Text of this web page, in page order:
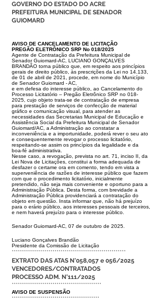
GOVERNO DO ESTADO DO ACRE
PREFEITURA MUNICIPAL DE SENADOR
GUIOMARD
AVISO DE CANCELAMENTO DE LICITAÇÃO
PREGÃO ELETRÔNICO SRP No 018/2025
Agente de Contratação da Prefeitura Municipal de
Senador Guiomard-AC, LUCIANO GONÇALVES
BRANDÃO torna público que, em respeito aos princípios
gerais de direito público, às prescrições da Lei no 14.133,
de 01 de abril de 2021, procede, em nome do Município
de Senador Guiomard - AC,
e em defesa do interesse público, ao Cancelamento do
Processo Licitatório – Pregão Eletrônico SRP no 018-
2025, cujo objeto trata-se de contratação de empresa
para prestação de serviços de confecção de material
gráfico e comunicação visual, para atender as
necessidades das Secretarias Municipal de Educação e
Assistência Social da Prefeitura Municipal de Senador
Guiomard/AC, a Administração ao constatar a
inconveniência e a importunidade, poderá rever o seu ato
e consequentemente revogar o processo licitatório,
respeitando-se assim os princípios da legalidade e da
boa-fé administrativa.
Nesse caso, a revogação, prevista no art. 71, inciso II, da
Lei Nova de Licitações, constitui a forma adequada de
desfazer o certame ora em comento, tendo em vista a
superveniência de razões de interesse público que fazem
com que o procedimento licitatório, inicialmente
pretendido, não seja mais conveniente e oportuno para a
Administração Pública. Desta forma, com brevidade a
Administração Pública providenciará a contratação do
objeto em questão. Insta informar que, não há prejuízo
para o erário público, aos interesses pessoais de terceiros,
e nem haverá prejuízo para o interesse público.
Senador Guiomard-AC, 07 de outubro de 2025.
Luciano Gonçalves Brandão
Presidente da Comissão de Licitação
********************************************************
EXTRATO DAS ATAS N°058,057 e 056/2025
VENCEDORES/CONTRATADOS
PROCESSO ADM. N°111/2025
********************************************
AVISO DE SUSPENSÃO
*******************************************